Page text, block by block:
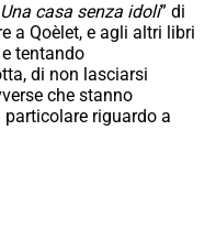
Una casa senza idoli” di
a Qoèlet, e agli altri libri
tentando
di non lasciarsi
che stanno
riguardo a